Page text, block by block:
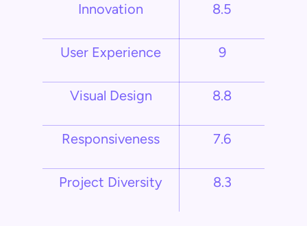
Innovation 8.5
User Experience 9
Visual Design 8.8
Responsiveness 7.6
Project Diversity 8.3